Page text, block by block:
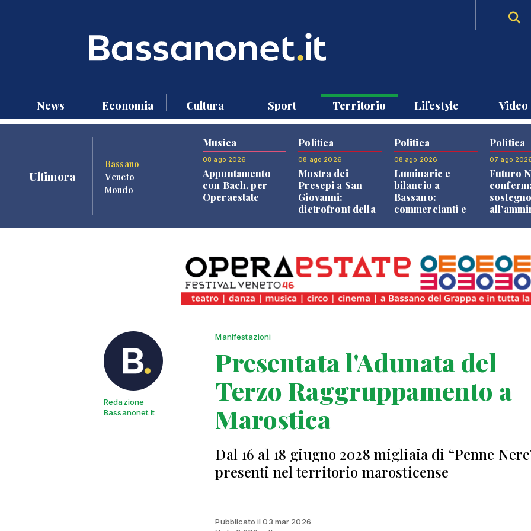
News Economia Cultura Sport Territorio Lifestyle Video
Ultimora
Bassano
Veneto
Mondo
Musica
08 ago 2026
Appuntamento
con Bach, per
Operaestate
Politica
08 ago 2026
Mostra dei
Presepi a San
Giovanni:
dietrofront della
Politica
08 ago 2026
Luminarie e
bilancio a
Bassano:
commercianti e
Politica
07 ago
Futuro
Redazione
Bassanonet.it
Manifestazioni
Presentata l'Adunata del
Terzo Raggruppamento a
Marostica
Dal 16 al 18 giugno 2028 migliaia di “Penne
presenti nel territorio marosticense
Pubblicato il 03 mar 2026